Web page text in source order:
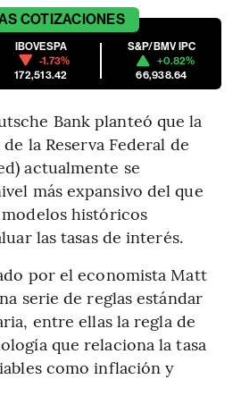
COTIZACIONES
IBOVESPA
-1.73%
172,513.42
S&P/BMV IPC
+0.82%
66,938.64
Bank planteó que la
la Reserva Federal de
actualmente se
más expansivo del que
históricos
las tasas de interés.
por el economista Matt
serie de reglas estándar
entre ellas la regla de
que relaciona la tasa
como inflación y